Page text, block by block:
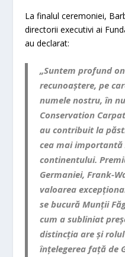
La finalul ceremoniei,
directorii executivi ai
au declarat:
„Suntem profund
recunoaștere, pe
numele nostru, în
Conservation
au contribuit la
cea mai
continentului.
Germaniei, Frank-
valoarea
se bucură Munții
cum a subliniat
distincția are și
înțelegerea față de